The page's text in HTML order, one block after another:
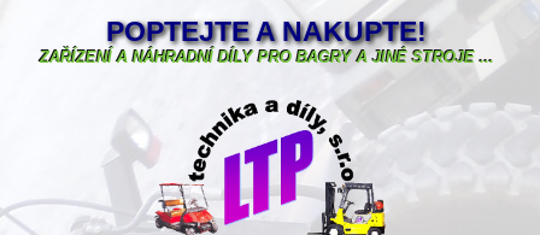
POPTEJTE A NAKUPTE!
ZAŘÍZENÍ A NÁHRADNÍ DÍLY PRO BAGRY A JINÉ STROJE ...